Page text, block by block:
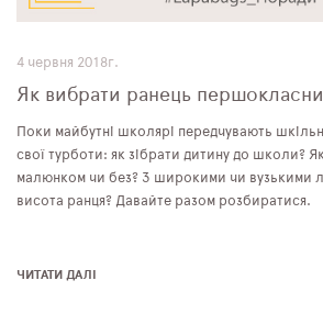
4 червня 2018г.
Як вибрати ранець
Поки майбутні школярі передчувають шкільні
свої турботи: як зібрати дитину до школи?
малюнком чи без? З широкими чи вузькими
висота ранця? Давайте разом розбиратися.
ЧИТАТИ ДАЛІ